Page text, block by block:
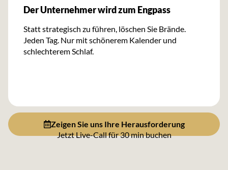
Der Unternehmer wird zum Engpass
Statt strategisch zu führen, löschen Sie Brände.
Jeden Tag. Nur mit schönerem Kalender und
schlechterem Schlaf.
Zeigen Sie uns Ihre Herausforderung
Jetzt Live-Call für 30 min buchen